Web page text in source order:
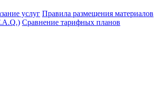
услуг Правила размещения материалов
Cравнение тарифных планов